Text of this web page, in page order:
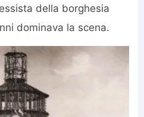
della borghesia
dominava la scena.